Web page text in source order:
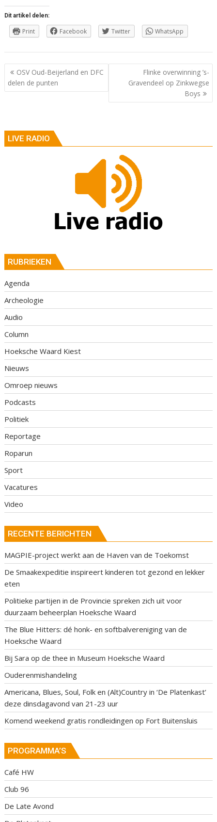
Dit artikel delen:
Print Facebook Twitter WhatsApp
Berichtnavigatie
OSV Oud-Beijerland en DFC
delen de punten
Flinke overwinning ’s-
Gravendeel op Zinkwegse
Boys
LIVE RADIO
RUBRIEKEN
Agenda
Archeologie
Audio
Column
Hoeksche Waard Kiest
Nieuws
Omroep nieuws
Podcasts
Politiek
Reportage
Roparun
Sport
Vacatures
Video
RECENTE BERICHTEN
MAGPIE-project werkt aan de Haven van de Toekomst
De Smaakexpeditie inspireert kinderen tot gezond en lekker
eten
Politieke partijen in de Provincie spreken zich uit voor
duurzaam beheerplan Hoeksche Waard
The Blue Hitters: dé honk- en softbalvereniging van de
Hoeksche Waard
Bij Sara op de thee in Museum Hoeksche Waard
Ouderenmishandeling
Americana, Blues, Soul, Folk en (Alt)Country in ‘De Platenkast’
deze dinsdagavond van 21-23 uur
Komend weekend gratis rondleidingen op Fort Buitensluis
PROGRAMMA’S
Café HW
Club 96
De Late Avond